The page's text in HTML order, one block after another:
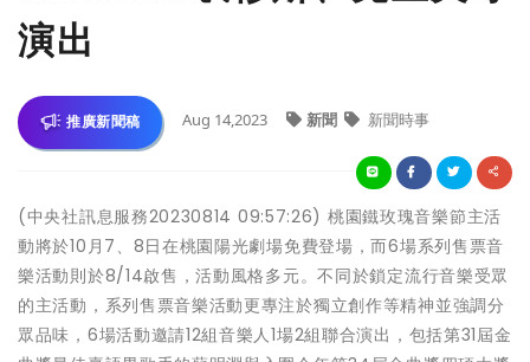
演出
推廣新聞稿 Aug 14,2023 新聞 新聞時事
(中央社訊息服務20230814 09:57:26) 桃園鐵玫瑰音樂節主活
動將於10月7、8日在桃園陽光劇場免費登場，而6場系列售票音
樂活動則於8/14啟售，活動風格多元。不同於鎖定流行音樂受眾
的主活動，系列售票音樂活動更專注於獨立創作等精神並強調分
眾品味，6場活動邀請12組音樂人1場2組聯合演出，包括第31屆金